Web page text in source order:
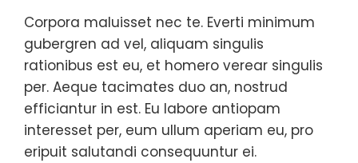
Corpora maluisset nec te. Everti minimum
gubergren ad vel, aliquam singulis
rationibus est eu, et homero verear singulis
per. Aeque tacimates duo an, nostrud
efficiantur in est. Eu labore antiopam
interesset per, eum ullum aperiam eu, pro
eripuit salutandi consequuntur ei.